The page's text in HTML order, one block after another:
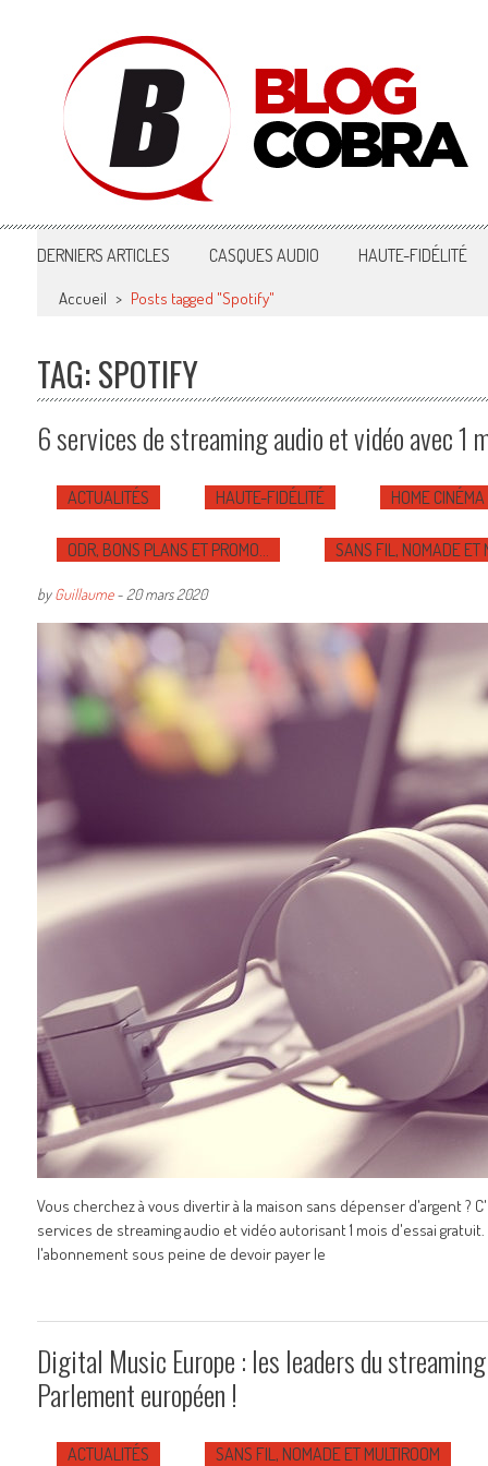
Blog Cobra
Toute l'actu Image & Son !
DERNIERS ARTICLES CASQUES AUDIO HAUTE-FIDÉLITÉ
Accueil > Posts tagged "Spotify"
TAG: SPOTIFY
6 services de streaming audio et vidéo avec 1
ACTUALITÉS HAUTE-FIDÉLITÉ HOME CINÉMA
ODR, BONS PLANS ET PROMO… SANS FIL, NOMADE ET
byGuillaume- 20 mars 2020
Vous cherchez à vous divertir à la maison sans dépenser d'argent
services de streaming audio et vidéo autorisant 1 mois d'essai
l'abonnement sous peine de devoir payer le
Digital Music Europe : les leaders du
Parlement européen !
ACTUALITÉS SANS FIL, NOMADE ET MULTIROOM